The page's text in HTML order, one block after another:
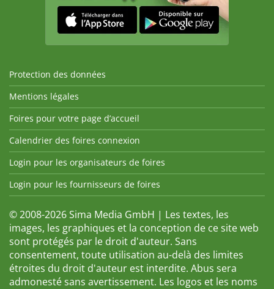
Protection des données
Mentions légales
Foires pour votre page d’accueil
Calendrier des foires connexion
Login pour les organisateurs de foires
Login pour les fournisseurs de foires
© 2008-2026 Sima Media GmbH | Les textes, les
images, les graphiques et la conception de ce site web
sont protégés par le droit d'auteur. Sans
consentement, toute utilisation au-delà des limites
étroites du droit d'auteur est interdite. Abus sera
admonesté sans avertissement. Les logos et les noms